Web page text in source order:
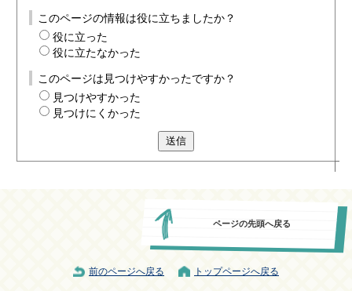
このページの情報は役に立ちましたか？
役に立った
役に立たなかった
このページは見つけやすかったですか？
見つけやすかった
見つけにくかった
送信
ページの先頭へ戻る
前のページへ戻る トップページへ戻る